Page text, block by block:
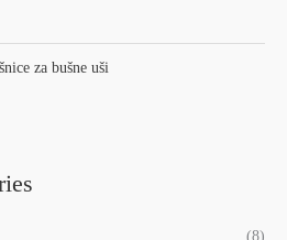
za bušne uši
(8)